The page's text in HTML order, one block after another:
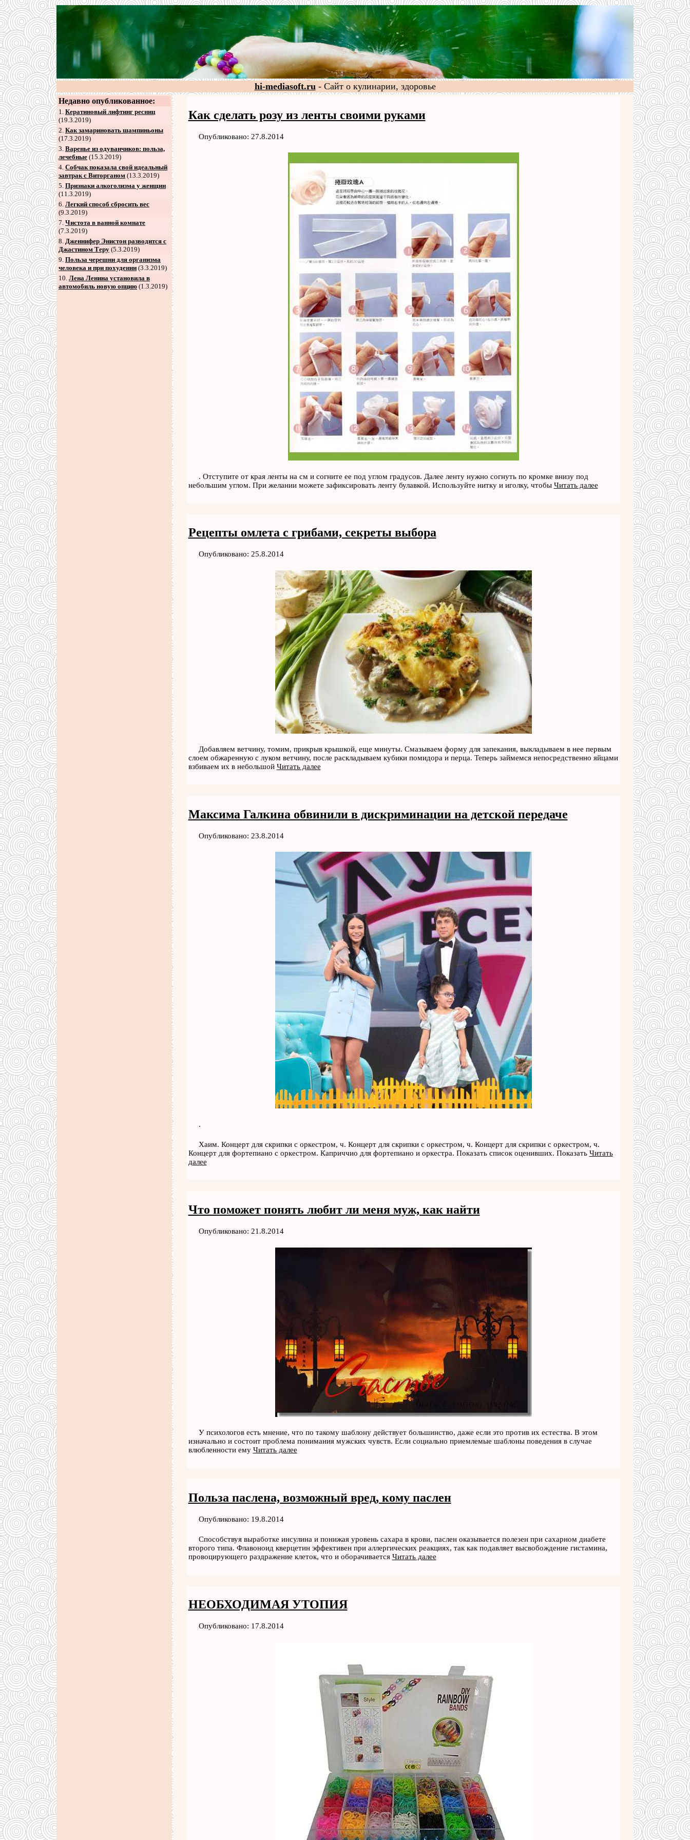
hi-mediasoft.ru- Сайт о кулинарии, здоровье
Недавно опубликованное:
1. Кератиновый лифтинг ресниц
(19.3.2019)
2. Как замариновать шампиньоны
(17.3.2019)
3. Варенье из одуванчиков: польза,
лечебные (15.3.2019)
4. Собчак показала свой идеальный
завтрак с Виторганом (13.3.2019)
5. Признаки алкоголизма у женщин
(11.3.2019)
6. Легкий способ сбросить вес
(9.3.2019)
7. Чистота в ванной комнате
(7.3.2019)
8. Дженнифер Энистон разводится с
Джастином Теру (5.3.2019)
9. Польза черешни для организма
человека и при похудении (3.3.2019)
10. Лена Ленина установила в
автомобиль новую опцию (1.3.2019)
Как сделать розу из ленты своими руками
Опубликовано: 27.8.2014
. Отступите от края ленты на см и согните ее под углом градусов. Далее ленту нужно согнуть по кромке внизу под
небольшим углом. При желании можете зафиксировать ленту булавкой. Используйте нитку и иголку, чтобы Читать далее
Рецепты омлета с грибами, секреты выбора
Опубликовано: 25.8.2014
Добавляем ветчину, томим, прикрыв крышкой, еще минуты. Смазываем форму для запекания, выкладываем в нее первым
слоем обжаренную с луком ветчину, после раскладываем кубики помидора и перца. Теперь займемся непосредственно яйцами
взбиваем их в небольшой Читать далее
Максима Галкина обвинили в дискриминации на детской передаче
Опубликовано: 23.8.2014
.
Хаим. Концерт для скрипки с оркестром, ч. Концерт для скрипки с оркестром, ч. Концерт для скрипки с оркестром, ч.
Концерт для фортепиано с оркестром. Каприччио для фортепиано и оркестра. Показать список оценивших. Показать Читать
далее
Что поможет понять любит ли меня муж, как найти
Опубликовано: 21.8.2014
У психологов есть мнение, что по такому шаблону действует большинство, даже если это против их естества. В этом
изначально и состоит проблема понимания мужских чувств. Если социально приемлемые шаблоны поведения в случае
влюбленности ему Читать далее
Польза паслена, возможный вред, кому паслен
Опубликовано: 19.8.2014
Способствуя выработке инсулина и понижая уровень сахара в крови, паслен оказывается полезен при сахарном диабете
второго типа. Флавоноид кверцетин эффективен при аллергических реакциях, так как подавляет высвобождение гистамина,
провоцирующего раздражение клеток, что и оборачивается Читать далее
НЕОБХОДИМАЯ УТОПИЯ
Опубликовано: 17.8.2014